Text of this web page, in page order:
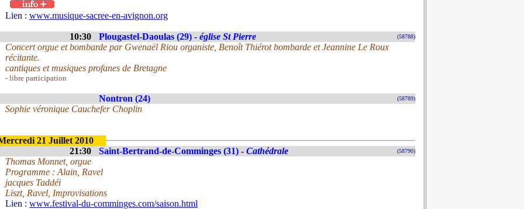
Lien : www.musique-sacree-en-avignon.org
10:30 Plougastel-Daoulas (29) - église St Pierre (58788)
Concert orgue et bombarde par Gwenaël Riou organiste, Benoît Thiérot bombarde et Jeannine Le Roux
récitante.
cantiques et musiques profanes de Bretagne
- libre participation
Nontron (24) (58789)
Sophie véronique Cauchefer Choplin
21 Juillet 2010
21:30
Saint-Bertrand-de-Comminges (31) - Cathédrale (58790)
Thomas Monnet, orgue
Programme : Alain, Ravel
jacques Taddéi
Liszt, Ravel, Improvisations
Lien : www.festival-du-comminges.com/saison.html